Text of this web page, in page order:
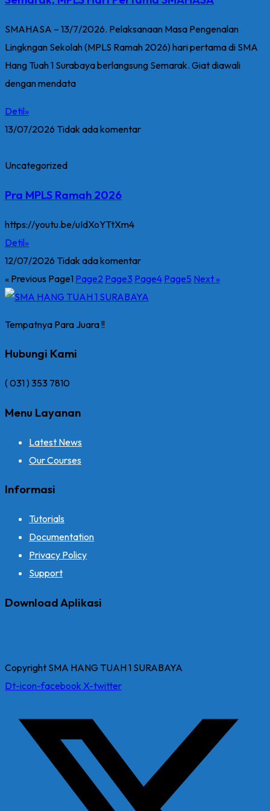
SMAHASA – 13/7/2026. Pelaksanaan Masa Pengenalan
Lingkngan Sekolah (MPLS Ramah 2026) hari pertama di SMA
Hang Tuah 1 Surabaya berlangsung Semarak. Giat diawali
dengan mendata
Detil»
13/07/2026 Tidak ada komentar
Uncategorized
Pra MPLS Ramah 2026
https://youtu.be/uIdXoYTtXm4
Detil»
12/07/2026 Tidak ada komentar
« Previous Page1 Page2 Page3 Page4 Page5 Next »
Tempatnya Para Juara !!
Hubungi Kami
( 031 ) 353 7810
Menu Layanan
Latest News
Our Courses
Informasi
Tutorials
Documentation
Privacy Policy
Support
Download Aplikasi
Copyright SMA HANG TUAH 1 SURABAYA
Dt-icon-facebook X-twitter